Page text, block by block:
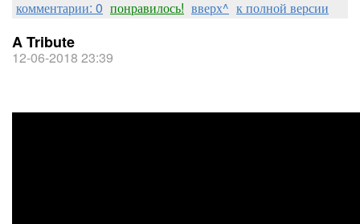
комментарии: 0 понравилось! вверх^ к полной версии
A Tribute
12-06-2018 23:39